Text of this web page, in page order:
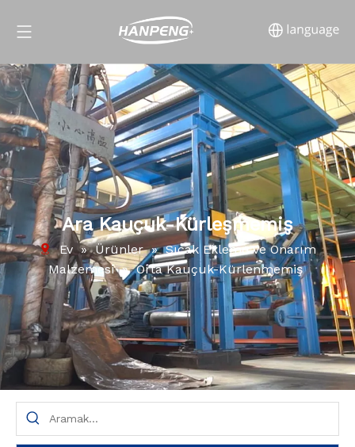
Ara Kauçuk-Kürleşmemiş
Ev » Ürünler » Sıcak Ekleme ve Onarım
Malzemesi » Orta Kauçuk-Kürlenmemiş